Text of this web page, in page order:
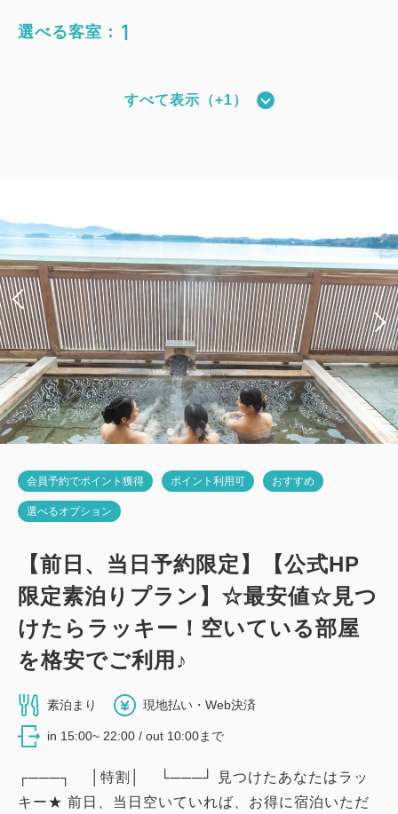
選べる客室： 1
税・サービス料込
会員価格 19,400円~
大人2名1室
税・サービス料込
合計 20,000円~
禁煙 27.00m 1~4名
シングルサイズ×2 Wi-Fiあり（無料）
すべて表示（+1）
会員予約でポイント獲得 ポイント利用可 おすすめ
選べるオプション
【前日、当日予約限定】【公式HP
限定素泊りプラン】☆最安値☆見つ
けたらラッキー！空いている部屋
を格安でご利用♪
素泊まり 現地払い・Web決済
in 15:00~ 22:00 / out 10:00まで
┌───┐ │特割│ └───┘ 見つけたあなたはラッ
キー★ 前日、当日空いていれば、お得に宿泊いただ